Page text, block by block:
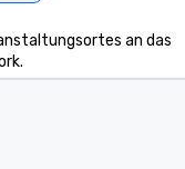
an das